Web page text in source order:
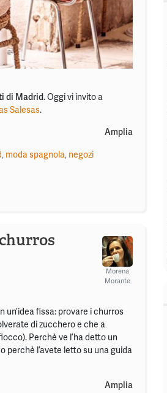
di Madrid. Oggi vi invito a
Salesas.
Amplia
, moda spagnola, negozi
Morena
Morante
un’idea fissa: provare i churros
di zucchero e che a
Perchè ve l’ha detto un
perchè l’avete letto su una guida
Amplia